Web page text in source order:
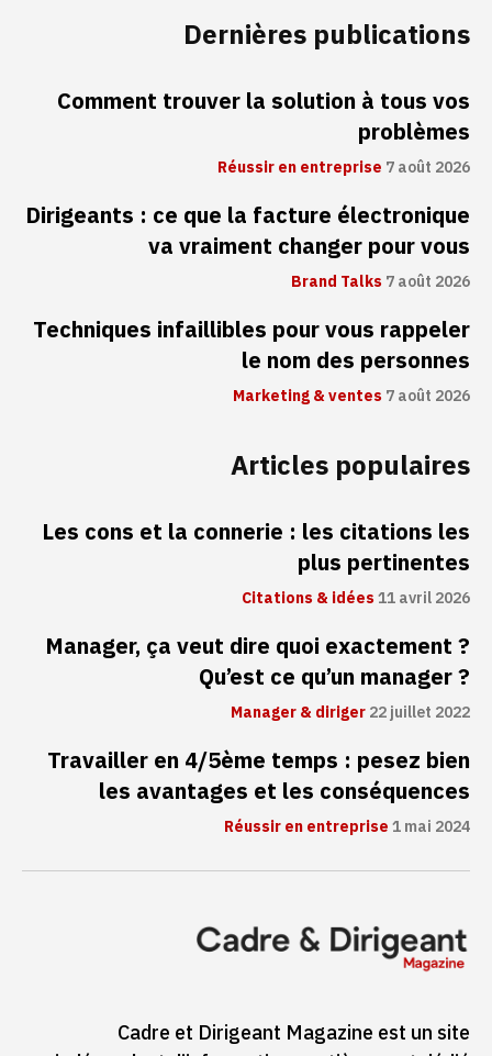
Dernières publications
Comment trouver la solution à tous vos
problèmes
Réussir en entreprise 7 août 2026
Dirigeants : ce que la facture électronique
va vraiment changer pour vous
Brand Talks7 août 2026
Techniques infaillibles pour vous rappeler
le nom des personnes
Marketing & ventes7 août 2026
Articles populaires
Les cons et la connerie : les citations les
plus pertinentes
Citations & idées11 avril 2026
Manager, ça veut dire quoi exactement ?
Qu’est ce qu’un manager ?
Manager & diriger22 juillet 2022
Travailler en 4/5ème temps : pesez bien
les avantages et les conséquences
Réussir en entreprise1 mai 2024
Cadre et Dirigeant Magazine est un site